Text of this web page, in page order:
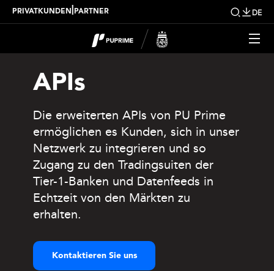
PRIVATKUNDEN PARTNER DE
APIs
Die erweiterten APIs von PU Prime
ermöglichen es Kunden, sich in unser
Netzwerk zu integrieren und so
Zugang zu den Tradingsuiten der
Tier-1-Banken und Datenfeeds in
Echtzeit von den Märkten zu
erhalten.
Kontaktieren Sie uns